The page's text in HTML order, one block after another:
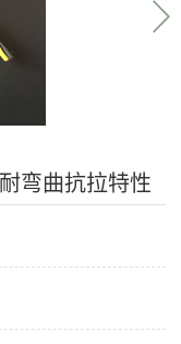
弯曲抗拉特性